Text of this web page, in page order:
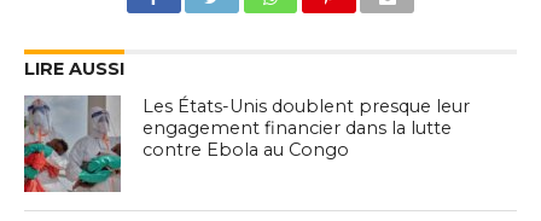
LIRE AUSSI
Les États-Unis doublent presque leur
engagement financier dans la lutte
contre Ebola au Congo